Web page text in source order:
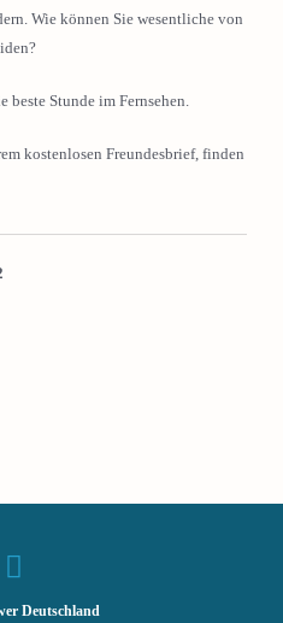
Wie können Sie wesentliche von
beste Stunde im Fernsehen.
kostenlosen Freundesbrief, finden
Deutschland